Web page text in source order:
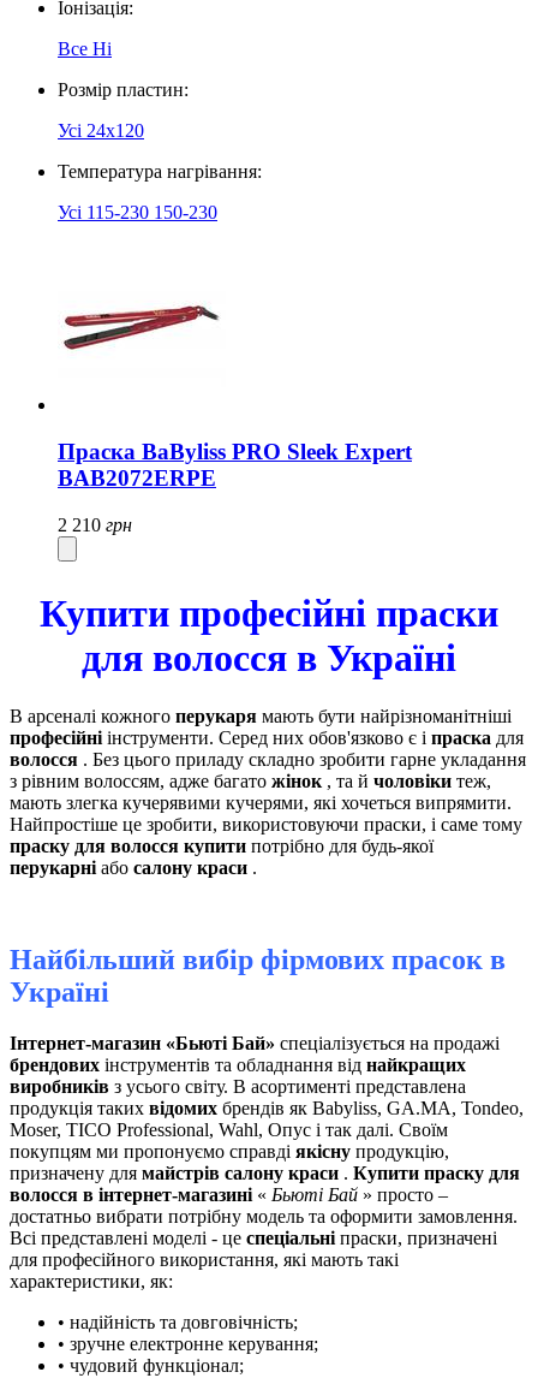
Іонізація:
Все Ні
Розмір пластин:
Усі 24х120
Температура нагрівання:
Усі 115-230 150-230
Праска BaByliss PRO Sleek Expert
BAB2072ERPE
2 210 грн
Купити професійні праски
для волосся в Україні
В арсеналі кожного перукаря мають бути найрізноманітніші
професійніінструменти. Серед них обов'язково є і праска для
волосся . Без цього приладу складно зробити гарне укладання
з рівним волоссям, адже багато жінок, та й чоловіки теж,
мають злегка кучерявими кучерями, які хочеться випрямити.
Найпростіше це зробити, використовуючи праски, і саме тому
праску для волосся купити потрібно для будь-якої
перукарніабо салону краси .
Найбільший вибір фірмових прасок в
Україні
Інтернет-магазин «Бьюті Бай» спеціалізується на продажі
брендових інструментів та обладнання від найкращих
виробників з усього світу. В асортименті представлена ​​
продукція таких відомих брендів як Babyliss, GA.MA, Tondeo,
Moser, TICO Professional, Wahl, Опус і так далі. Своїм
покупцям ми пропонуємо справді якісну продукцію,
призначену для майстрів салону краси . Купити праску для
волосся в інтернет-магазині « Бьюті Бай » просто –
достатньо вибрати потрібну модель та оформити замовлення.
Всі представлені моделі - це спеціальні праски, призначені
для професійного використання, які мають такі
характеристики, як:
• надійність та довговічність;
• зручне електронне керування;
• чудовий функціонал;